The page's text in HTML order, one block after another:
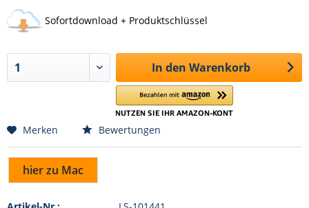
Sofortdownload + Produktschlüssel
In den Warenkorb
Merken Bewertungen
hier zu Mac